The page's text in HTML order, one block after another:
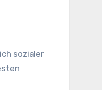
sozialer